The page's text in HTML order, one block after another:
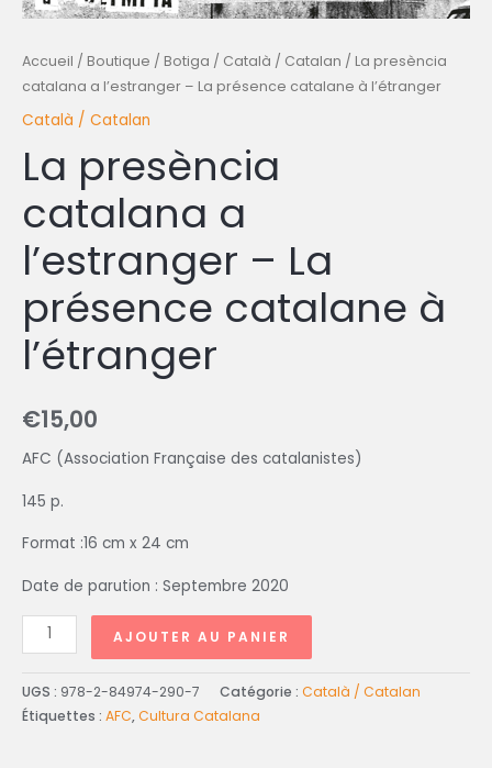
Accueil / Boutique / Botiga / Català / Catalan / La presència
catalana a l’estranger – La présence catalane à l’étranger
Català / Catalan
La presència
catalana a
l’estranger – La
présence catalane à
l’étranger
€15,00
AFC (Association Française des catalanistes)
145 p.
Format :16 cm x 24 cm
Date de parution : Septembre 2020
AJOUTER AU PANIER
UGS : 978-2-84974-290-7 Catégorie : Català / Catalan
Étiquettes : AFC,Cultura Catalana